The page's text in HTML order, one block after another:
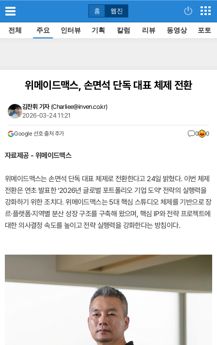
홈 웹진
전체 주요 인터뷰 기획 칼럼 리뷰 동영상 포토
위메이드맥스, 손면석 단독 대표 체제 전환
김찬휘 기자 (Charliee@inven.co.kr)
2026-03-24 11:21
Google 선호 출처 추가 0 0
자료제공 - 위메이드맥스
위메이드맥스는 손면석 단독 대표 체제로 전환한다고 24일 밝혔다. 이번 체제
전환은 연초 발표한 ‘2026년 글로벌 포트폴리오 기업 도약’ 전략의 실행력을
강화하기 위한 조치다. 위메이드맥스는 5대 핵심 스튜디오 체제를 기반으로 장
르·플랫폼·지역별 분산 성장 구조를 구축해 왔으며, 핵심 IP와 전략 프로젝트에
대한 의사결정 속도를 높이고 전략 실행력을 강화한다는 방침이다.